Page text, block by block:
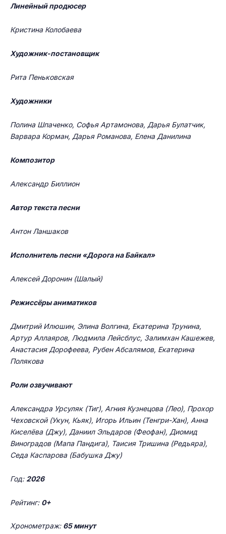
Линейный продюсер
Кристина Колобаева
Художник-постановщик
Рита Пеньковская
Художники
Полина Шпаченко, Софья Артамонова, Дарья Булатчик,
Варвара Корман, Дарья Романова, Елена Данилина
Композитор
Александр Биллион
Автор текста песни
Антон Ланшаков
Исполнитель песни «Дорога на Байкал»
Алексей Доронин (Шалый)
Режиссёры аниматиков
Дмитрий Илюшин, Элина Волгина, Екатерина Трунина,
Артур Аллаяров, Людмила Лейсблус, Залимхан Кашежев,
Анастасия Дорофеева, Рубен Абсалямов, Екатерина
Полякова
Роли озвучивают
Александра Урсуляк (Тиг), Агния Кузнецова (Лео), Прохор
Чеховской (Укун, Кьяк), Игорь Ильин (Тенгри-Хан), Анна
Киселёва (Джу), Даниил Эльдаров (Феофан), Диомид
Виноградов (Мапа Пандига), Таисия Тришина (Редьяра),
Седа Каспарова (Бабушка Джу)
Год: 2026
Рейтинг: 0+
Хронометраж: 65 минут